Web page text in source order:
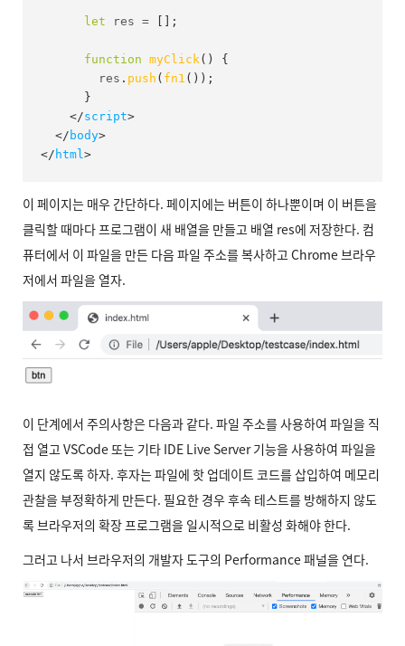
let res = ;
function myClick( )
{
        res
. push ( fn1 ( ) ) ;
}
</script>
</ body>
</ html>
이 페이지는 매우 간단하다. 페이지에는 버튼이 하나뿐이며 이 버튼을
클릭할 때마다 프로그램이 새 배열을 만들고 배열 res에 저장한다. 컴
퓨터에서 이 파일을 만든 다음 파일 주소를 복사하고 Chrome 브라우
저에서 파일을 열자.
이 단계에서 주의사항은 다음과 같다. 파일 주소를 사용하여 파일을 직
접 열고 VSCode 또는 기타 IDE Live Server 기능을 사용하여 파일을
열지 않도록 하자. 후자는 파일에 핫 업데이트 코드를 삽입하여 메모리
관찰을 부정확하게 만든다. 필요한 경우 후속 테스트를 방해하지 않도
록 브라우저의 확장 프로그램을 일시적으로 비활성 화해야 한다.
그러고 나서 브라우저의 개발자 도구의 Performance 패널을 연다.